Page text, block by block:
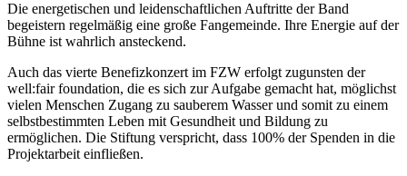
Die energetischen und leidenschaftlichen Auftritte der Band
begeistern regelmäßig eine große Fangemeinde. Ihre Energie auf der
Bühne ist wahrlich ansteckend.
Auch das vierte Benefizkonzert im FZW erfolgt zugunsten der
well:fair foundation, die es sich zur Aufgabe gemacht hat, möglichst
vielen Menschen Zugang zu sauberem Wasser und somit zu einem
selbstbestimmten Leben mit Gesundheit und Bildung zu
ermöglichen. Die Stiftung verspricht, dass 100% der Spenden in die
Projektarbeit einfließen.